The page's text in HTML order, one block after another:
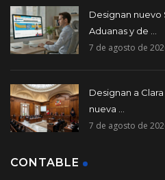
Designan
Aduanas y de ...
7 de agosto de
Designan a
nueva ...
7 de agosto de
CONTABLE